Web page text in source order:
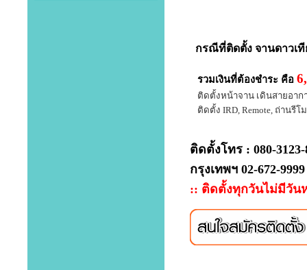
กรณีที่ติดตั้ง จานดาวเ
รวมเงินที่ต้องชำระ คือ
ติดตั้งหน้าจาน เดินสายอากา
ติดตั้ง IRD, Remote, ถ่านรีโ
ติดตั้งโทร : 080-3123-
กรุงเทพฯ 02-672-
:: ติดตั้งทุกวันไม่มีวั